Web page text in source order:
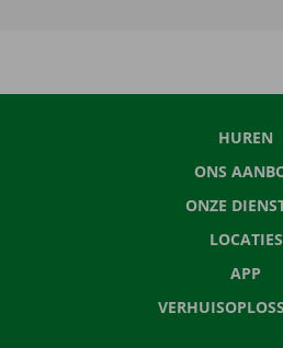
HUREN
ONS
ONZE
LOCATIES
APP